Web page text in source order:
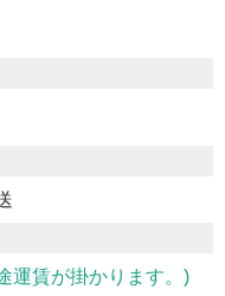
運賃が掛かります。)